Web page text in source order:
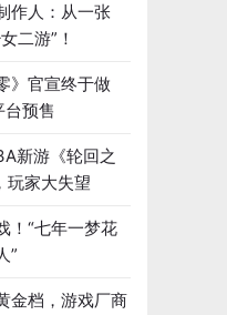
作人：从一张
二游”！
》官宣终于做
预售
新游《轮回之
玩家大失望
！“七年一梦花
”
金档，游戏厂商